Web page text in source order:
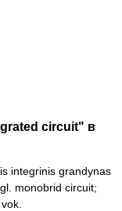
circuit" в
integrinis grandynas
monobrid circuit;